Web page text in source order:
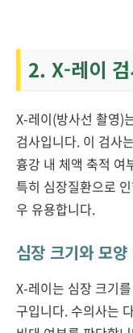
2. X-레이
X-레이(방사선 촬영)
검사입니다. 이 검사
흉강 내 체액 축적 여
특히 심장질환으로
우 유용합니다.
심장 크기와 모양
X-레이는 심장 크기
구입니다. 수의사는